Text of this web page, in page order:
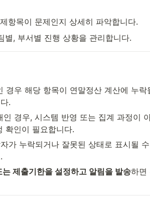
항목이 문제인지 상세히 파악합니다.
별, 부서별 진행 상황을 관리합니다.
경우 해당 항목이 연말정산 계산에 누락
.
경우, 시스템 반영 또는 집계 과정이
확인이 필요합니다.
가 누락되거나 잘못된 상태로 표시될
는 제출기한을 설정하고 알림을 발송하면